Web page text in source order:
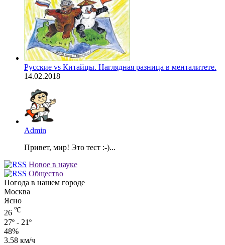
Русские vs Китайцы. Наглядная разница в менталитете.
14.02.2018
Admin
Привет, мир! Это тест :-)...
Новое в науке
Общество
Погода в нашем городе
Москва
Ясно
26 ℃
27º - 21º
48%
3.58 км/ч